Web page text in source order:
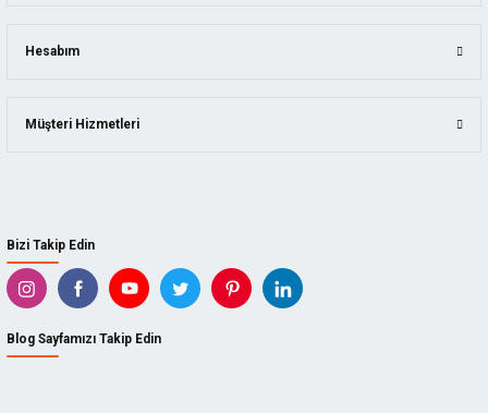
Lotus 180 Airbrush Mini Boya Tabancası
Bizi Takip Edin
Blog Sayfamızı Takip Edin
Hesabım
Müşteri Hizmetleri